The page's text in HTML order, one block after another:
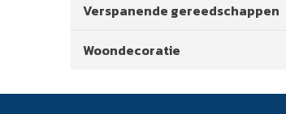
Verspanende gereedschappen
Woondecoratie